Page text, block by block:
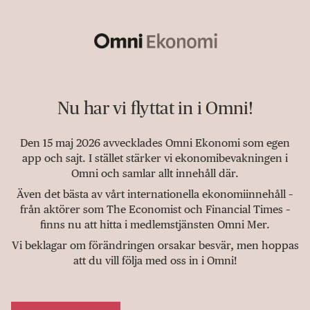
Nu har vi flyttat in i Omni!
Den 15 maj 2026 avvecklades Omni Ekonomi som egen
app och sajt. I stället stärker vi ekonomibevakningen i
Omni och samlar allt innehåll där.
Även det bästa av vårt internationella ekonomiinnehåll –
från aktörer som The Economist och Financial Times –
finns nu att hitta i medlemstjänsten Omni Mer.
Vi beklagar om förändringen orsakar besvär, men hoppas
att du vill följa med oss in i Omni!